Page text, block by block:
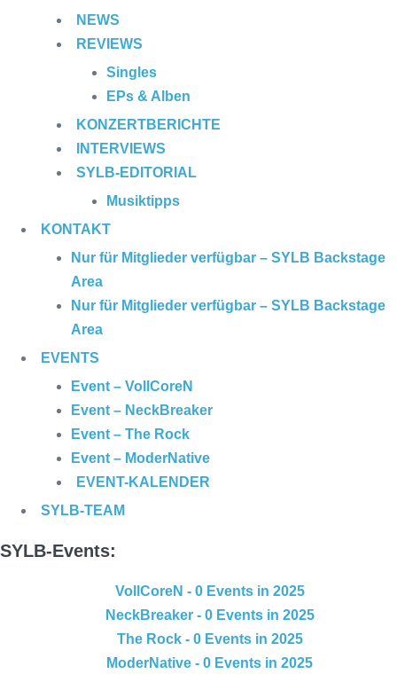
NEWS
REVIEWS
Singles
EPs & Alben
KONZERTBERICHTE
INTERVIEWS
SYLB-EDITORIAL
Musiktipps
KONTAKT
Nur für Mitglieder verfügbar – SYLB Backstage
Area
Nur für Mitglieder verfügbar – SYLB Backstage
Area
EVENTS
Event – VollCoreN
Event – NeckBreaker
Event – The Rock
Event – ModerNative
EVENT-KALENDER
SYLB-TEAM
SYLB-Events:
VollCoreN - 0 Events in 2025
NeckBreaker- 0 Events in 2025
The Rock- 0 Events in 2025
ModerNative - 0 Events in 2025